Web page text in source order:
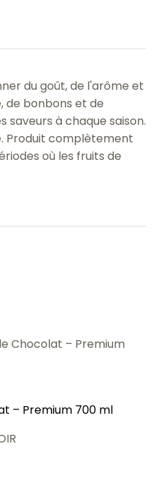
du goût, de l'arôme et
de bonbons et de
à chaque saison.
Produit complètement
où les fruits de
– Premium 700 ml